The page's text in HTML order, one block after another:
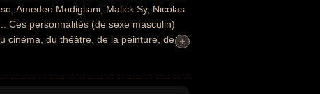
Amedeo Modigliani, Malick Sy, Nicolas
Ces personnalités (de sexe masculin)
cinéma, du théâtre, de la peinture, de la
musicien, peintre, sculpteur, chef
+
+